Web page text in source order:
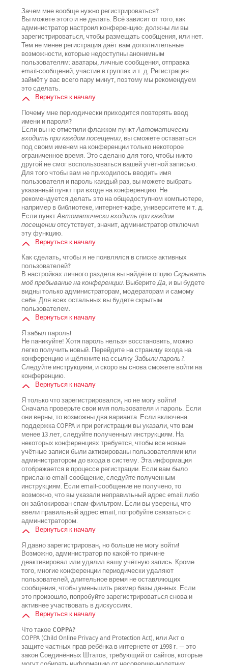
Зачем мне вообще нужно регистрироваться?
Вы можете этого и не делать. Всё зависит от того, как
администратор настроил конференцию: должны ли вы
зарегистрироваться, чтобы размещать сообщения, или нет.
Тем не менее регистрация даёт вам дополнительные
возможности, которые недоступны анонимным
пользователям: аватары, личные сообщения, отправка
email-сообщений, участие в группах и т. д. Регистрация
займёт у вас всего пару минут, поэтому мы рекомендуем
это сделать.
Вернуться к началу
Почему мне периодически приходится повторять ввод
имени и пароля?
Если вы не отметили флажком пунктАвтоматически
входить при каждом посещении, вы сможете оставаться
под своим именем на конференции только некоторое
ограниченное время. Это сделано для того, чтобы никто
другой не смог воспользоваться вашей учётной записью.
Для того чтобы вам не приходилось вводить имя
пользователя и пароль каждый раз, вы можете выбрать
указанный пункт при входе на конференцию. Не
рекомендуется делать это на общедоступном компьютере,
например в библиотеке, интернет-кафе, университете и т. д.
Если пунктАвтоматически входить при каждом
посещенииотсутствует, значит, администратор отключил
эту функцию.
Вернуться к началу
Как сделать, чтобы я не появлялся в списке активных
пользователей?
В настройках личного раздела вы найдёте опциюСкрывать
моё пребывание на конференции. ВыберитеДа, и вы будете
видны только администраторам, модераторам и самому
себе. Для всех остальных вы будете скрытым
пользователем.
Вернуться к началу
Я забыл пароль!
Не паникуйте! Хотя пароль нельзя восстановить, можно
легко получить новый. Перейдите на страницу входа на
конференцию и щёлкните на ссылкуЗабыли пароль?.
Следуйте инструкциям, и скоро вы снова сможете войти на
конференцию.
Вернуться к началу
Я только что зарегистрировался, но не могу войти!
Сначала проверьте свои имя пользователя и пароль. Если
они верны, то возможны два варианта. Если включена
поддержка COPPA и при регистрации вы указали, что вам
менее 13 лет, следуйте полученным инструкциям. На
некоторых конференциях требуется, чтобы все новые
учётные записи были активированы пользователями или
администратором до входа в систему. Эта информация
отображается в процессе регистрации. Если вам было
прислано email-сообщение, следуйте полученным
инструкциям. Если email-сообщение не получено, то
возможно, что вы указали неправильный адрес email либо
он заблокирован спам-фильтром. Если вы уверены, что
ввели правильный адрес email, попробуйте связаться с
администратором.
Вернуться к началу
Я давно зарегистрирован, но больше не могу войти!
Возможно, администратор по какой-то причине
деактивировал или удалил вашу учётную запись. Кроме
того, многие конференции периодически удаляют
пользователей, длительное время не оставляющих
сообщения, чтобы уменьшить размер базы данных. Если
это произошло, попробуйте зарегистрироваться снова и
активнее участвовать в дискуссиях.
Вернуться к началу
Что такое COPPA?
COPPA (Child Online Privacy and Protection Act), или Акт о
защите частных прав ребёнка в интернете от 1998 г. — это
закон Соединённых Штатов, требующий от сайтов, которые